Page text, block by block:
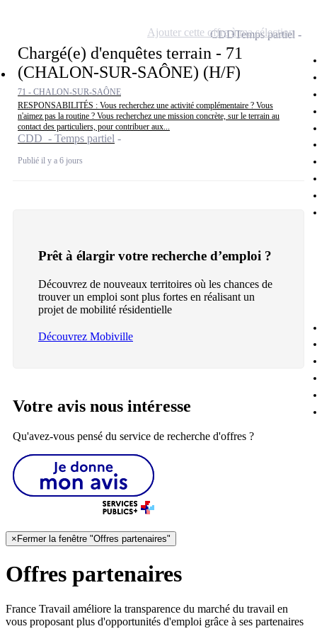
Chargé(e) d'enquêtes terrain - 71
(CHALON-SUR-SAÔNE) (H/F)
71 - CHALON-SUR-SAÔNE
RESPONSABILITÉS : Vous recherchez une activité complémentaire ? Vous
n'aimez pas la routine ? Vous recherchez une mission concrète, sur le terrain au
contact des particuliers, pour contribuer aux...
CDD - Temps partiel
Publié il y a 6 jours
CDDTemps partiel
Ajouter cette offre à ma sélection
Prêt à élargir votre recherche d’emploi ?
Découvrez de nouveaux territoires où les chances de
trouver un emploi sont plus fortes en réalisant un
projet de mobilité résidentielle
Découvrez Mobiville
Votre avis nous intéresse
Qu'avez-vous pensé du service de recherche d'offres ?
× Fermer la fenêtre "Offres partenaires"
Offres partenaires
France Travail améliore la transparence du marché du travail en
vous proposant plus d'opportunités d'emploi grâce à ses partenaires